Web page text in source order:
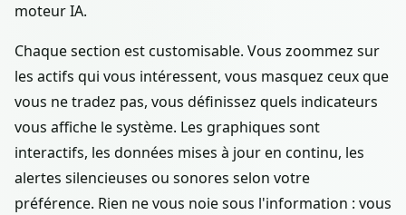
moteur IA.
Chaque section est customisable. Vous zoommez sur
les actifs qui vous intéressent, vous masquez ceux que
vous ne tradez pas, vous définissez quels indicateurs
vous affiche le système. Les graphiques sont
interactifs, les données mises à jour en continu, les
alertes silencieuses ou sonores selon votre
préférence. Rien ne vous noie sous l'information : vous